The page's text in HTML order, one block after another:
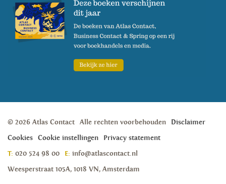
© 2026 Atlas Contact Alle rechten voorbehouden
Disclaimer
Cookies
Cookie instellingen
Privacy statement
T: 020 524 98 00 E: info@atlascontact.nl
Weesperstraat 105A, 1018 VN, Amsterdam